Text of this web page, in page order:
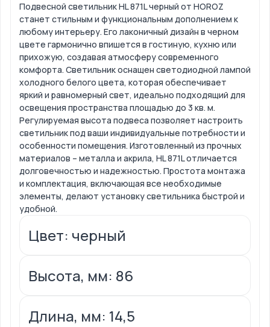
Подвесной светильник HL 871L черный от HOROZ
станет стильным и функциональным дополнением к
любому интерьеру. Его лаконичный дизайн в черном
цвете гармонично впишется в гостиную, кухню или
прихожую, создавая атмосферу современного
комфорта. Светильник оснащен светодиодной лампой
холодного белого цвета, которая обеспечивает
яркий и равномерный свет, идеально подходящий для
освещения пространства площадью до 3 кв. м.
Регулируемая высота подвеса позволяет настроить
светильник под ваши индивидуальные потребности и
особенности помещения. Изготовленный из прочных
материалов – металла и акрила, HL 871L отличается
долговечностью и надежностью. Простота монтажа
и комплектация, включающая все необходимые
элементы, делают установку светильника быстрой и
удобной.
Цвет: черный
Высота, мм: 86
Длина, мм: 14,5